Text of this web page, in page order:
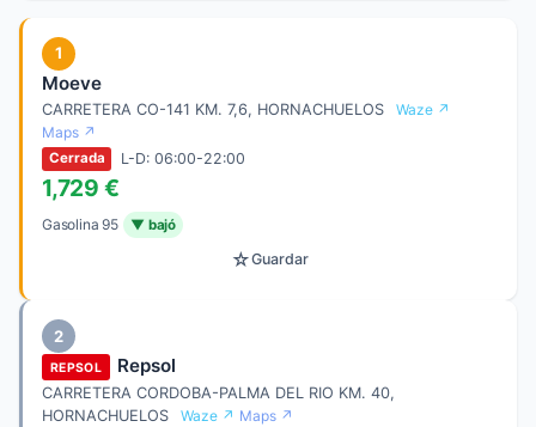
1
Moeve
CARRETERA CO-141 KM. 7,6, HORNACHUELOS
Waze ↗
Maps ↗
Cerrada L-D: 06:00-22:00
1,729 €
Gasolina 95 ▼ bajó
☆Guardar
2
REPSOL Repsol
CARRETERA CORDOBA-PALMA DEL RIO KM. 40,
HORNACHUELOS
Waze ↗ Maps ↗